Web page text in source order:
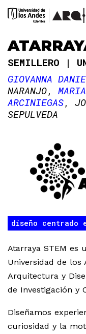
SEMILLERO
GIOVANNA
NARANJO
ARCINIEGAS
SEPULVEDA
diseño centrado
Atarraya STEM es
Universidad de los
Arquitectura y
de Investigación y
Diseñamos
curiosidad y la